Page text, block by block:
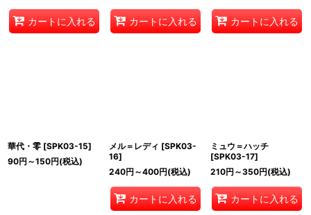
カートに入れる カートに入れる カートに入れる
華代・零 [SPK03-15]
90円 ～150円(税込)
メル＝レディ [SPK03-
16]
240円 ～400円(税込)
カートに入れる
ミュウ＝ハッチ
[SPK03-17]
210円 ～350円(税込)
カートに入れる